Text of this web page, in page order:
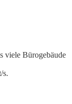
viele Bürogebäude
s.